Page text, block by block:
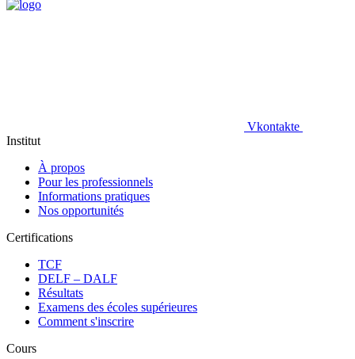
Vkontakte
Institut
À propos
Pour les professionnels
Informations pratiques
Nos opportunités
Certifications
TCF
DELF – DALF
Résultats
Examens des écoles supérieures
Comment s'inscrire
Cours